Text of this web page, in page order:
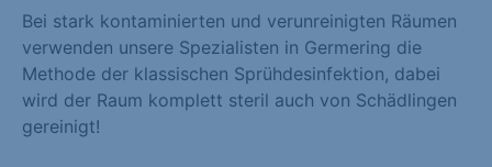
Bei stark kontaminierten und verunreinigten Räumen
verwenden unsere Spezialisten in Germering die
Methode der klassischen Sprühdesinfektion, dabei
wird der Raum komplett steril auch von Schädlingen
gereinigt!